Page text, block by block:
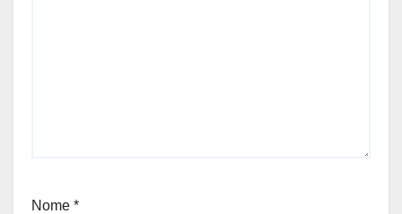
Nome *